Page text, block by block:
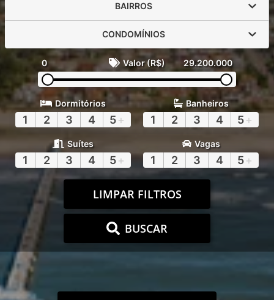
BAIRROS
CONDOMÍNIOS
0 Valor (R$) 29.200.000
Dormitórios
1 2 3 4 5+
Banheiros
1 2 3 4 5+
Suítes
1 2 3 4 5+
Vagas
1 2 3 4 5+
LIMPAR FILTROS
BUSCAR